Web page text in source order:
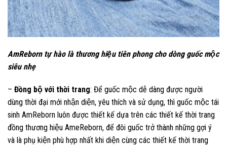
AmReborn tự hào là thương hiệu tiên phong cho dòng guốc mộc
siêu nhẹ
– Đồng bộ với thời trang: Để guốc mộc dễ dàng được người
dùng thời đại mới nhận diện, yêu thích và sử dụng, thì guốc mộc tái
sinh AmReborn luôn được thiết kế dựa trên các thiết kế thời trang
đồng thương hiệu AmeReborn, để đôi guốc trở thành những gợi ý
và là phụ kiện phù hợp nhất khi diện cùng các thiết kế thời trang